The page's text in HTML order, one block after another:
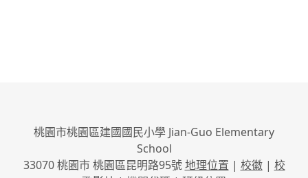
桃園市桃園區建國國民小學 Jian-Guo Elementary
School
33070 桃園市 桃園區昆明路95號地理位置 | 校徽| 校